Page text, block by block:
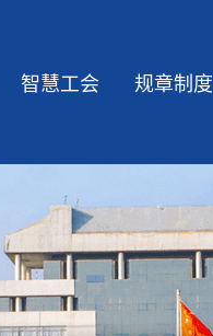
智慧工会 规章制度